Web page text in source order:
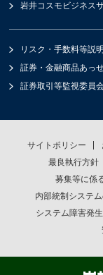
岩井コスモビジネス
リスク・手数料等説
証券・金融商品あっ
証券取引等監視委員
サイトポリシー
最良執行方針
募集等に係
内部統制システ
システム障害発